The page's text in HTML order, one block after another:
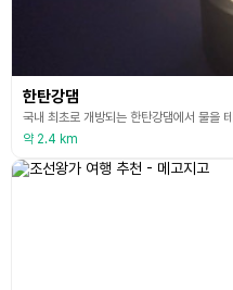
한탄강댐
국내 최초로 개방되는 한탄강댐에서 물을
약 2.4 km